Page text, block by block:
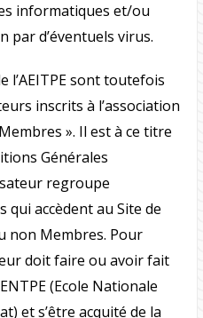
informatiques et/ou
par d’éventuels virus.
l’AEITPE sont toutefois
inscrits à l’association
». Il est à ce titre
Générales
regroupe
qui accèdent au Site de
non Membres. Pour
doit faire ou avoir fait
(Ecole Nationale
et s’être acquité de la